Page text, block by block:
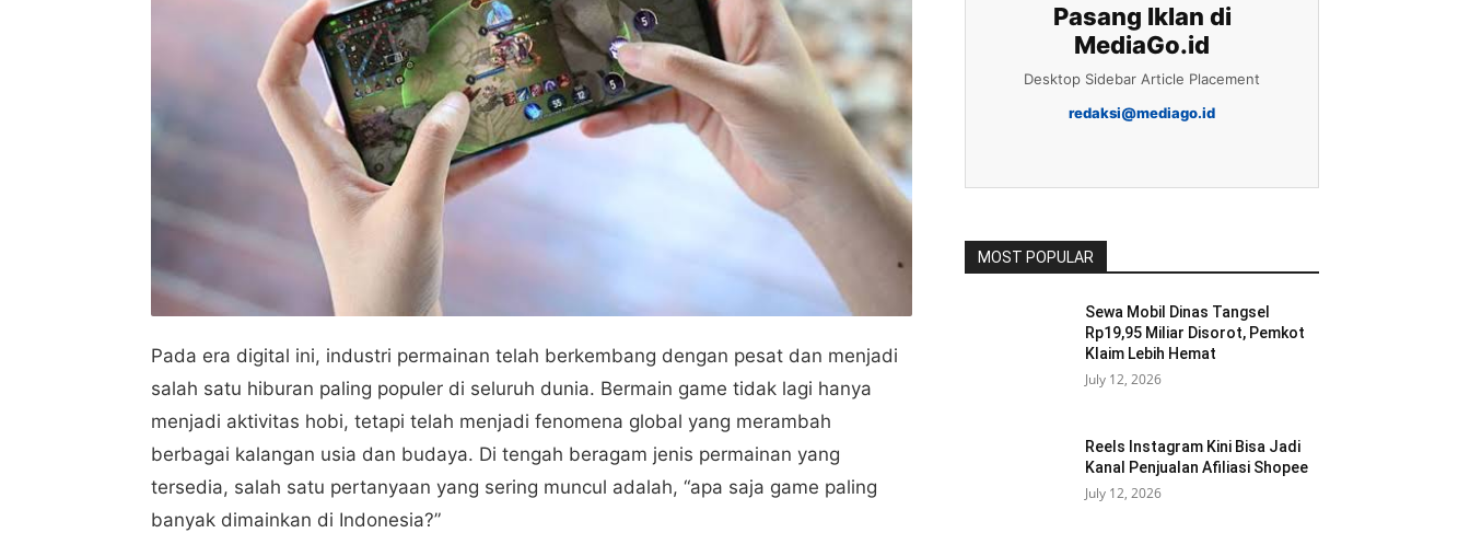
Pada era digital ini, industri permainan telah berkembang dengan pesat dan menjadi
salah satu hiburan paling populer di seluruh dunia. Bermain game tidak lagi hanya
menjadi aktivitas hobi, tetapi telah menjadi fenomena global yang merambah
berbagai kalangan usia dan budaya. Di tengah beragam jenis permainan yang
tersedia, salah satu pertanyaan yang sering muncul adalah, “apa saja game paling
banyak dimainkan di Indonesia?”
Pasang Iklan di
MediaGo.id
Desktop Sidebar Article Placement
redaksi@mediago.id
MOST POPULAR
Sewa Mobil Dinas Tangsel
Rp19,95 Miliar Disorot, Pemkot
Klaim Lebih Hemat
July 12, 2026
Reels Instagram Kini Bisa Jadi
Kanal Penjualan Afiliasi Shopee
July 12, 2026